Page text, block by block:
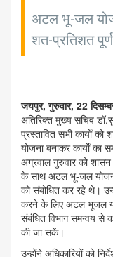
अटल भू-जल
शत-प्रतिशत
जयपुर, गुरुवार, 22
अतिरिक्त मुख्य सचिव
प्रस्तावित सभी कार्याें
योजना बनाकर कार्याें का
अग्रवाल गुरुवार को
के साथ अटल भू-जल योजना
को संबोधित कर रहे थे।
करने के लिए अटल भूजल
संबंधित विभाग समन्वय से
की जा सकें।
उन्होंने अधिकारियों को